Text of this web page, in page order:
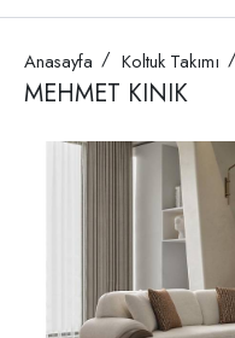
Anasayfa Koltuk Takımı
MEHMET KINIK